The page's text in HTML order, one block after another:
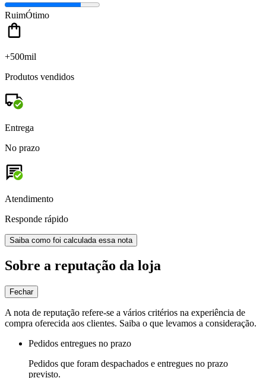
RuimÓtimo
+500mil
Produtos vendidos
Entrega
No prazo
Atendimento
Responde rápido
Saiba como foi calculada essa nota
Sobre a reputação da loja
Fechar
A nota de reputação refere-se a vários critérios na experiência de
compra oferecida aos clientes. Saiba o que levamos a consideração.
Pedidos entregues no prazo
Pedidos que foram despachados e entregues no prazo
previsto.